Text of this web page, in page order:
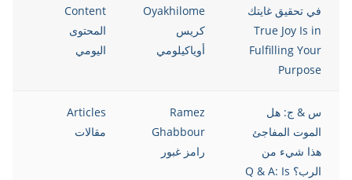
في تحقيق غايتك
True Joy Is in
Fulfilling Your
Purpose
Oyakhilome
كريس
أوياكيلومي
Content
المحتوى
اليومي
س & ج: هل
الموت المفاجئ
هذا شيء من
الرب؟ Q & A: Is
Ramez
Ghabbour
رامز غبور
Articles
مقالات